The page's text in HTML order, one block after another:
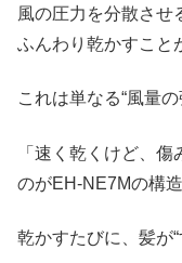
風の圧力を分散させ
ふんわり乾かすこと
これは単なる“風量の
「速く乾くけど、
のがEH-NE7Mの構造
乾かすたびに、髪が“